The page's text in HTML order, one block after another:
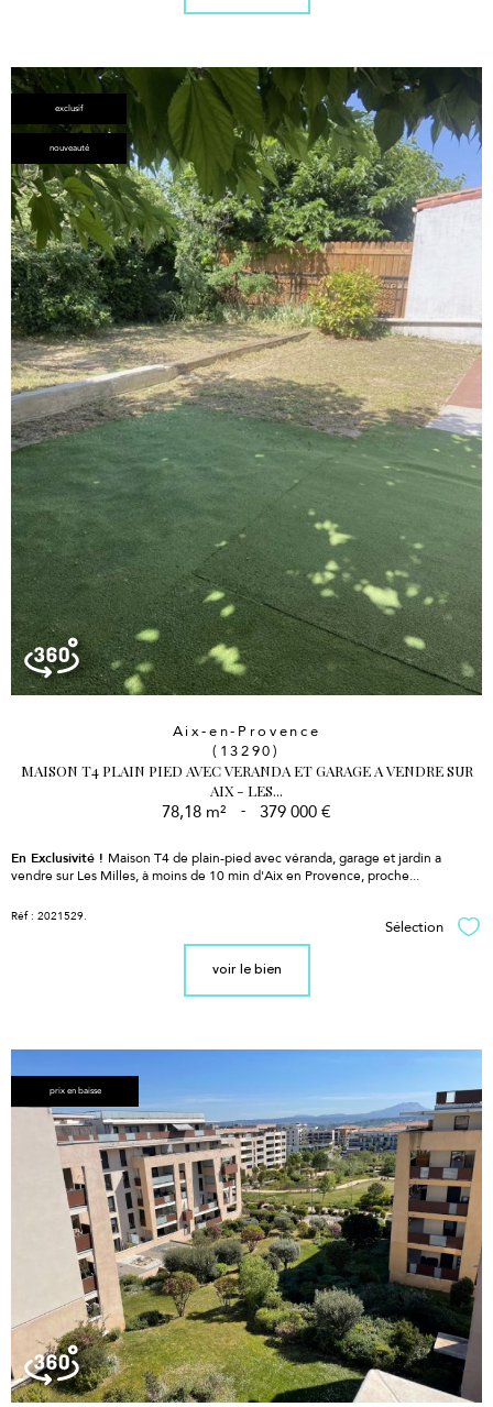
exclusif
nouveauté
Aix-en-Provence
(13290)
MAISON T4 PLAIN PIED AVEC VERANDA ET GARAGE A VENDRE SUR
AIX - LES...
78,18 m² - 379 000 €
En Exclusivité ! Maison T4 de plain-pied avec véranda, garage et jardin a
vendre sur Les Milles, à moins de 10 min d'Aix en Provence, proche...
Réf : 2021529.
Sélection
voir le bien
prix en baisse